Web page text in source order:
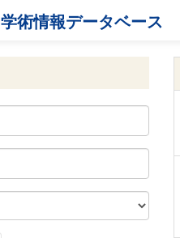
学術情報データベース